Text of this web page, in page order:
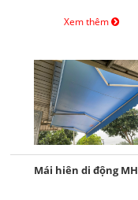
Xem thêm
Mái hiên di động